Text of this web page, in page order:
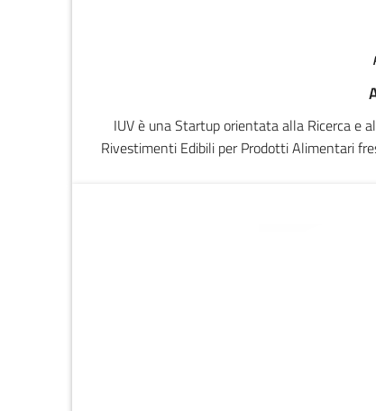
IUV è una Startup orientata alla Ricerca e
Rivestimenti Edibili per Prodotti Alimentari